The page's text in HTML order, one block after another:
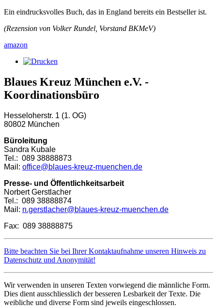
Ein eindrucksvolles Buch, das in England bereits ein Bestseller ist.
(Rezension von Volker Rundel, Vorstand BKMeV)
amazon
Blaues Kreuz München e.V. -
Koordinationsbüro
Hesseloherstr. 1 (1. OG)
80802 München
Büroleitung
Sandra Kubale
Tel.: 089 38888873
Mail: office@blaues-kreuz-muenchen.de
Presse- und Öffentlichkeitsarbeit
Norbert Gerstlacher
Tel.: 089 38888874
Mail: n.gerstlacher@blaues-kreuz-muenchen.de
Fax: 089 38888875
Bitte beachten Sie bei Ihrer Kontaktaufnahme unseren Hinweis zu
Datenschutz und Anonymität!
Wir verwenden in unseren Texten vorwiegend die männliche Form.
Dies dient ausschliesslich der besseren Lesbarkeit der Texte. Die
weibliche und diverse Form sind jeweils eingeschlossen.